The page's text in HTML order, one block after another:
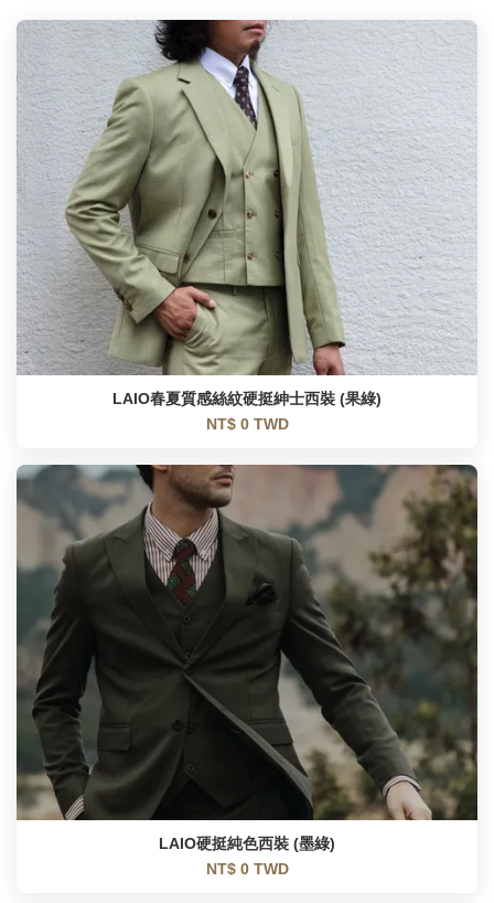
LAIO春夏質感絲紋硬挺紳士西裝 (果綠)
NT$ 0 TWD
LAIO硬挺純色西裝 (墨綠)
NT$ 0 TWD